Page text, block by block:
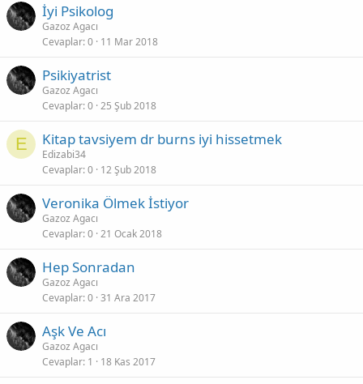
İyi Psikolog
Gazoz Agacı
Cevaplar 0 11 Mar 2018
Psikiyatrist
Gazoz Agacı
Cevaplar 0 25 Şub 2018
E Kitap tavsiyem dr burns iyi hissetmek
Edizabi34
Cevaplar 0 12 Şub 2018
Veronika Ölmek İstiyor
Gazoz Agacı
Cevaplar 0 21 Ocak 2018
Hep Sonradan
Gazoz Agacı
Cevaplar 0 31 Ara 2017
Aşk Ve Acı
Gazoz Agacı
Cevaplar 1 18 Kas 2017